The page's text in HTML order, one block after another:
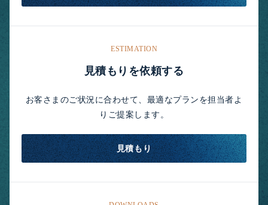
ESTIMATION
見積もりを依頼する
お客さまのご状況に合わせて、最適なプランを担当者よ
りご提案します。
見積もり